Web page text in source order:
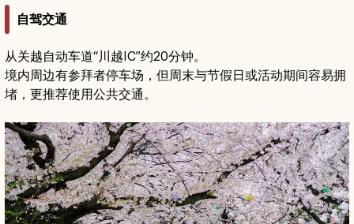
自驾交通
从关越自动车道“川越IC”约20分钟。
境内周边有参拜者停车场，但周末与节假日或活动期间容易拥
堵，更推荐使用公共交通。